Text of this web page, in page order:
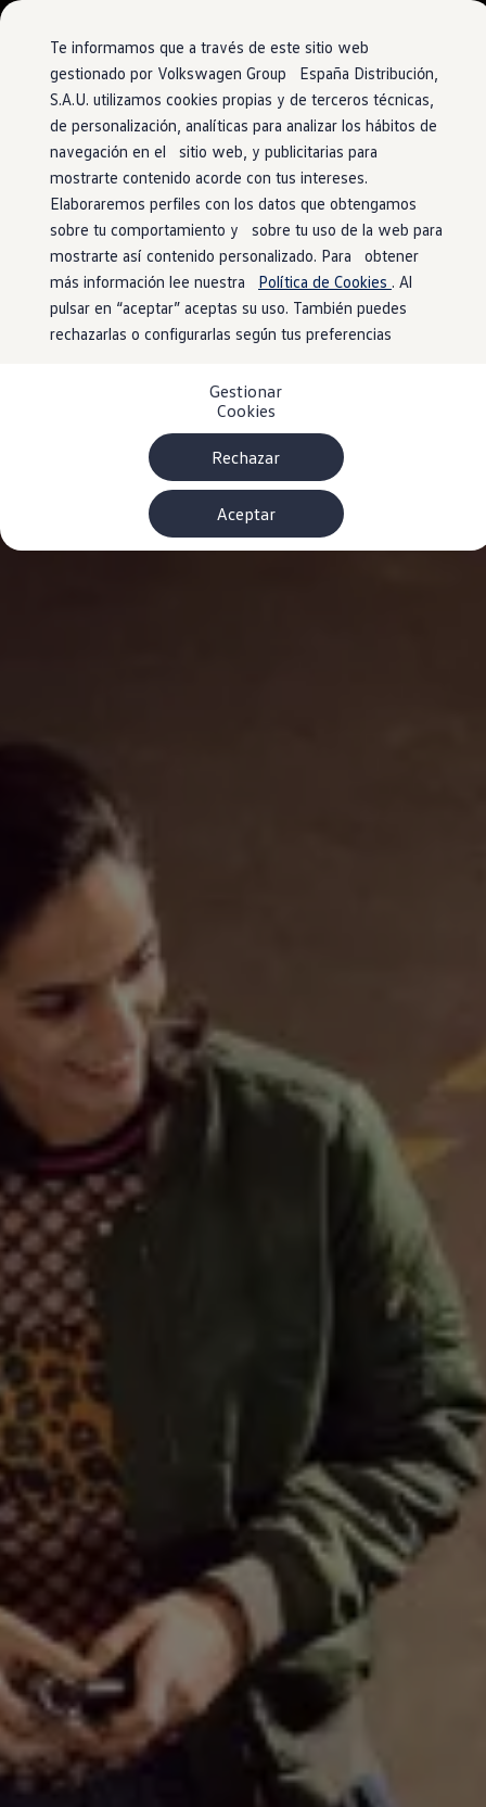
Te informamos que a través de este sitio web
gestionado por Volkswagen Group España Distribución,
S.A.U. utilizamos cookies propias y de terceros técnicas,
de personalización, analíticas para analizar los hábitos de
navegación en el sitio web, y publicitarias para
mostrarte contenido acorde con tus intereses.
Elaboraremos perfiles con los datos que obtengamos
sobre tu comportamiento y sobre tu uso de la web para
mostrarte así contenido personalizado. Para obtener
más información lee nuestra Política de Cookies . Al
pulsar en “aceptar” aceptas su uso. También puedes
rechazarlas o configurarlas según tus preferencias
Aceptar
Rechazar
Gestionar
Cookies
Ir
directamente
al contenido
Ir
directamente
al pie de
página
ComercialesConoce todos los modelos
Configura todos los modelos
Ver todos los modelos
Ver todos los modelos
Soluciones estandarizadas
Campers
Ofertas y stock
Ofertas para profesionales
Volkswagen nuevo en stock
Volkswagen de ocasión en stock
Ofertas para particulares
Volkswagen nuevo en stock
Volkswagen de ocasión
Eléctricos e híbridos
Simulador de autonomía
Simulador de carga
Ventajas para profesionales
Ventajas para particulares
Profesionales
My Leasing
Financiación Estándar
Financiación para Volkswagen de ocasión
Seguros
Volkswagen 4Business
Actualización de software
Car-Net
App-Connect
Clientes y posventa
Plan de mantenimiento
Baterías
Carrocería
Servicio técnico para eléctricos
Asistencia y garantía
Asistencia en carretera
Garantía Volkswagen
Ventajas para profesionales
Vehículo de sustitución
Recogida y entrega del vehículo
ServicePlus
Volkswagen Long Drive
Ofertas posventa
Servicio técnico para eléctricos
Comunicados
Retirada por seguridad de airbags Takata
Comunidad The Originals
Comunidad The Originals
Historias Originales
Concentración FurgoVolkswagen
La historia de las furgos Volkswagen
Consigue tu placa The Originals